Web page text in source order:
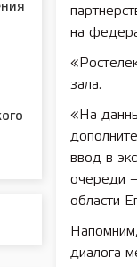
на
зала.
«На
ввод в
очереди
области
диалога